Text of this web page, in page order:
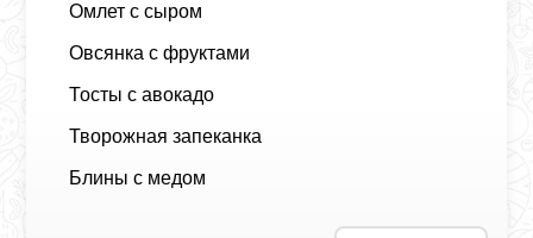
Омлет с сыром
Овсянка с фруктами
Тосты с авокадо
Творожная запеканка
Блины с медом